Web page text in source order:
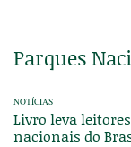
Parques
NOTÍCIAS
Livro leva
nacionais do